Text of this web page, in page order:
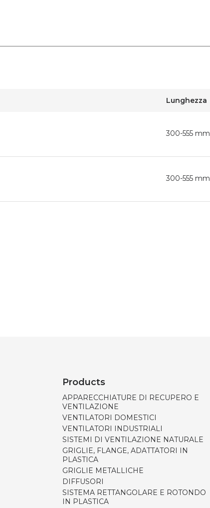
Lunghezza
300-555 mm
300-555 mm
Products
APPARECCHIATURE DI RECUPERO E
VENTILAZIONE
VENTILATORI DOMESTICI
VENTILATORI INDUSTRIALI
SISTEMI DI VENTILAZIONE NATURALE
GRIGLIE, FLANGE, ADATTATORI IN
PLASTICA
GRIGLIE METALLICHE
DIFFUSORI
SISTEMA RETTANGOLARE E ROTONDO
IN PLASTICA